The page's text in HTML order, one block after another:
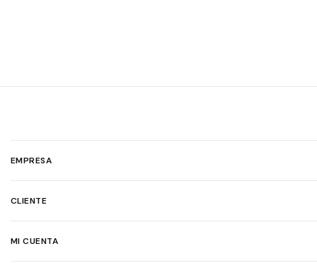
EMPRESA
CLIENTE
MI CUENTA